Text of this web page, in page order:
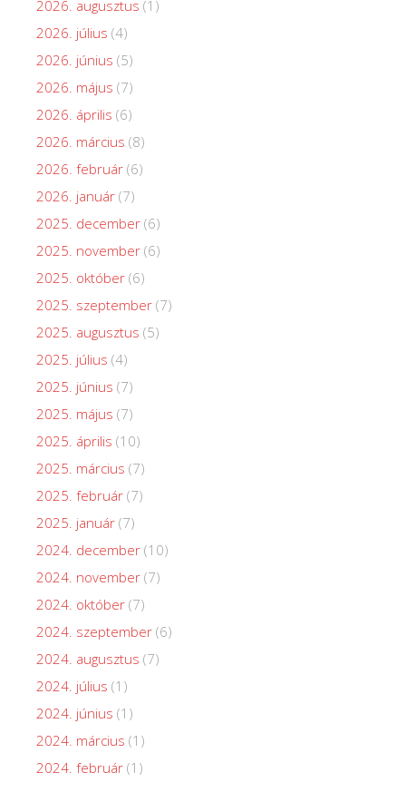
2026. augusztus (1)
2026. július (4)
2026. június (5)
2026. május (7)
2026. április (6)
2026. március (8)
2026. február (6)
2026. január (7)
2025. december (6)
2025. november (6)
2025. október (6)
2025. szeptember (7)
2025. augusztus (5)
2025. július (4)
2025. június (7)
2025. május (7)
2025. április (10)
2025. március (7)
2025. február (7)
2025. január (7)
2024. december (10)
2024. november (7)
2024. október (7)
2024. szeptember (6)
2024. augusztus (7)
2024. július (1)
2024. június (1)
2024. március (1)
2024. február (1)